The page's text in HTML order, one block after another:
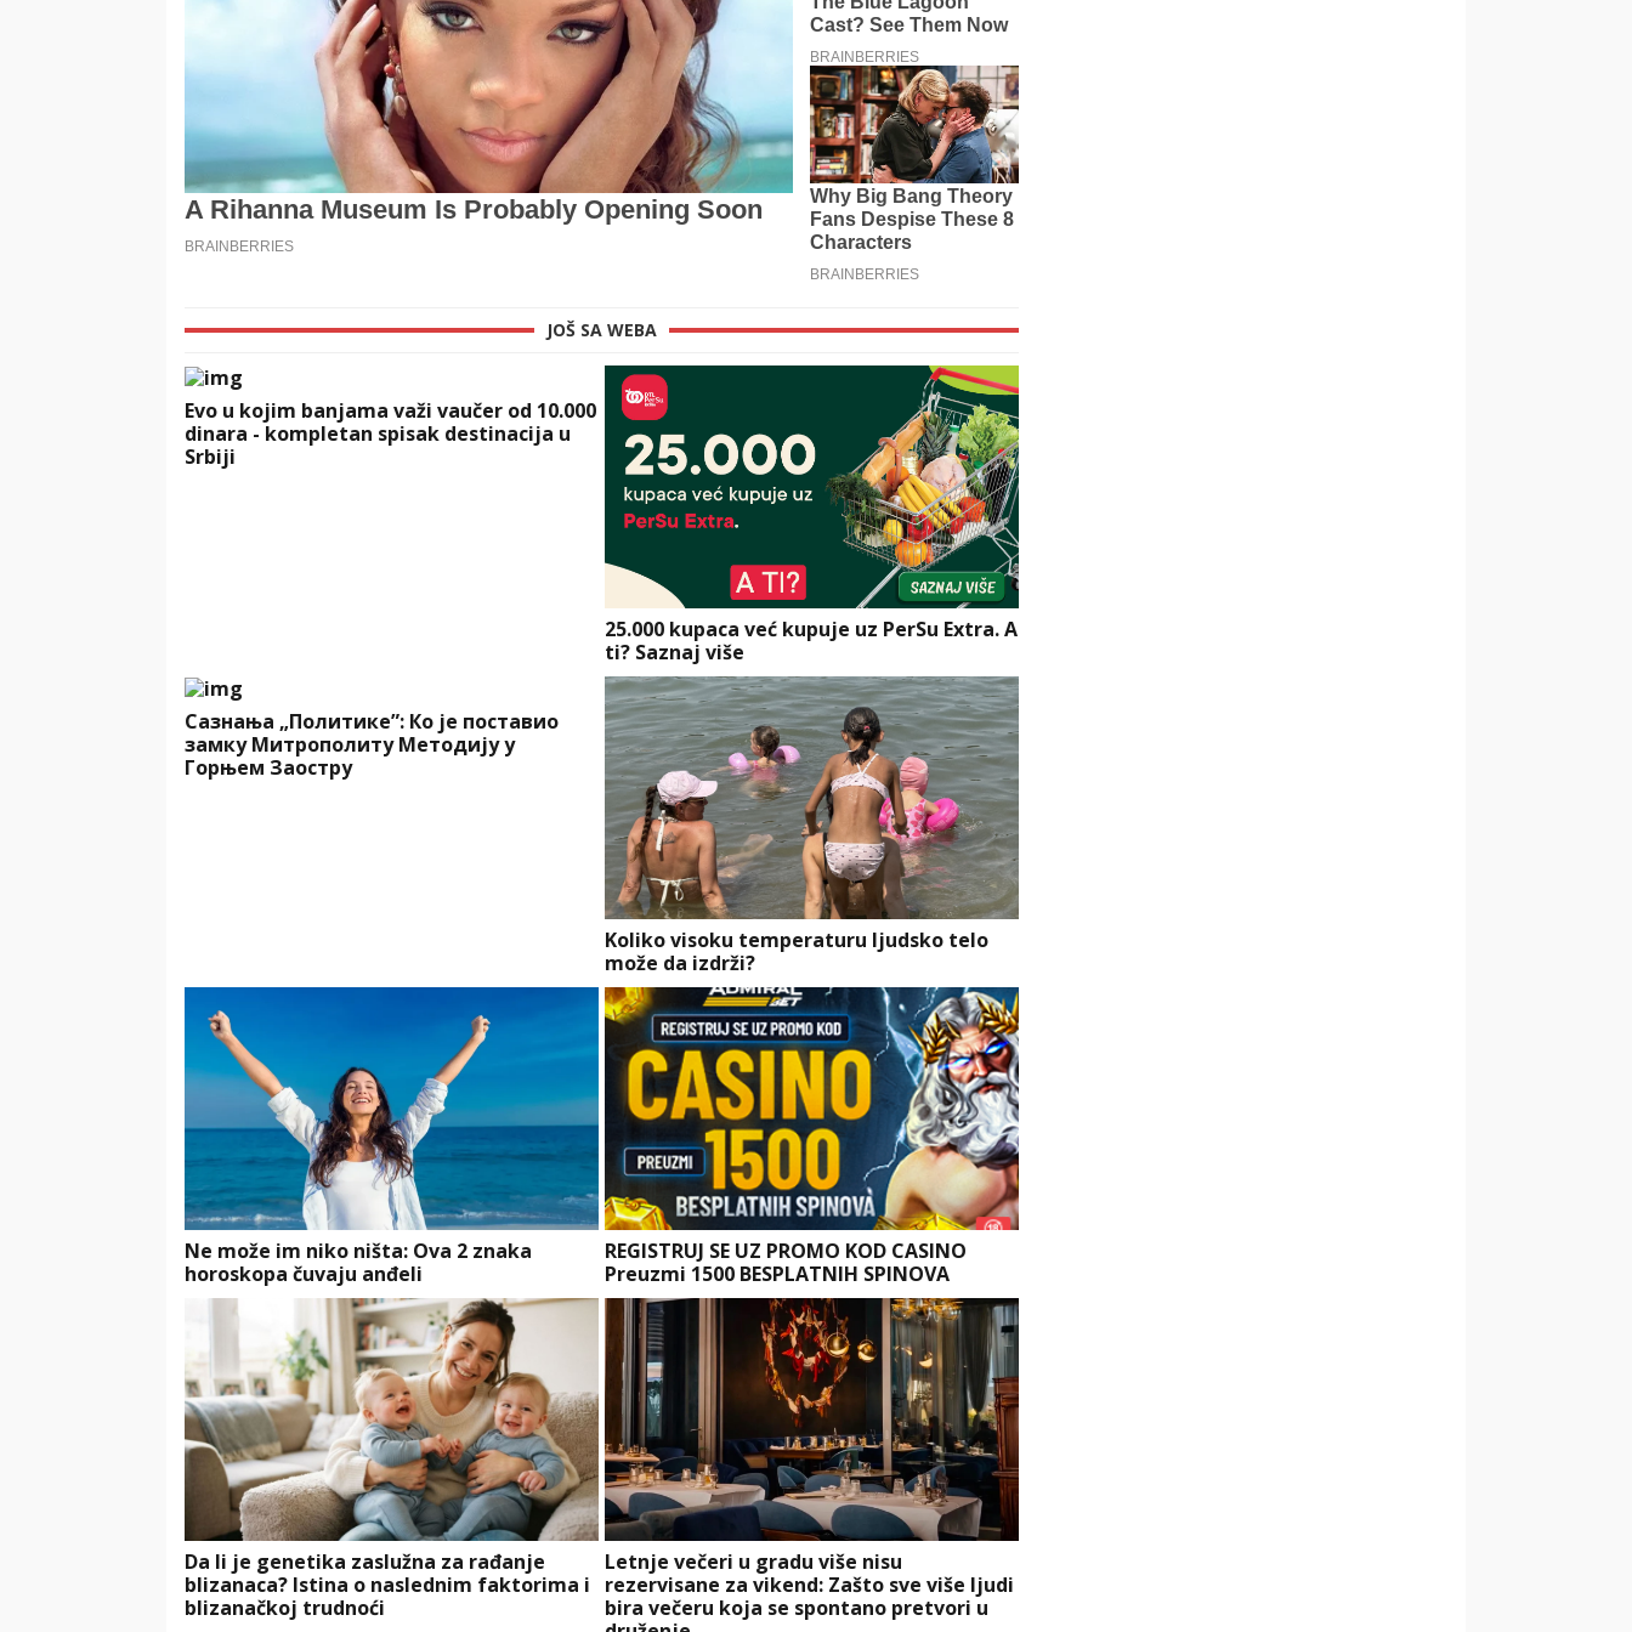
JOŠ SA WEBA
Evo u kojim banjama važi vaučer od 10.000
dinara - kompletan spisak destinacija u
Srbiji
25.000 kupaca već kupuje uz PerSu Extra. A
ti? Saznaj više
Сазнања „Политике”: Ко је поставио
замку Митрополиту Методију у
Горњем Заостру
Koliko visoku temperaturu ljudsko telo
može da izdrži?
Ne može im niko ništa: Ova 2 znaka
horoskopa čuvaju anđeli
REGISTRUJ SE UZ PROMO KOD CASINO
Preuzmi 1500 BESPLATNIH SPINOVA
Da li je genetika zaslužna za rađanje
blizanaca? Istina o naslednim faktorima i
blizanačkoj trudnoći
Letnje večeri u gradu više nisu
rezervisane za vikend: Zašto sve više ljudi
bira večeru koja se spontano pretvori u